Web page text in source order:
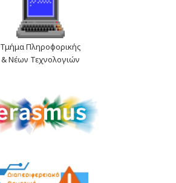
Τμήμα Πληροφορικής
& Νέων Τεχνολογιών